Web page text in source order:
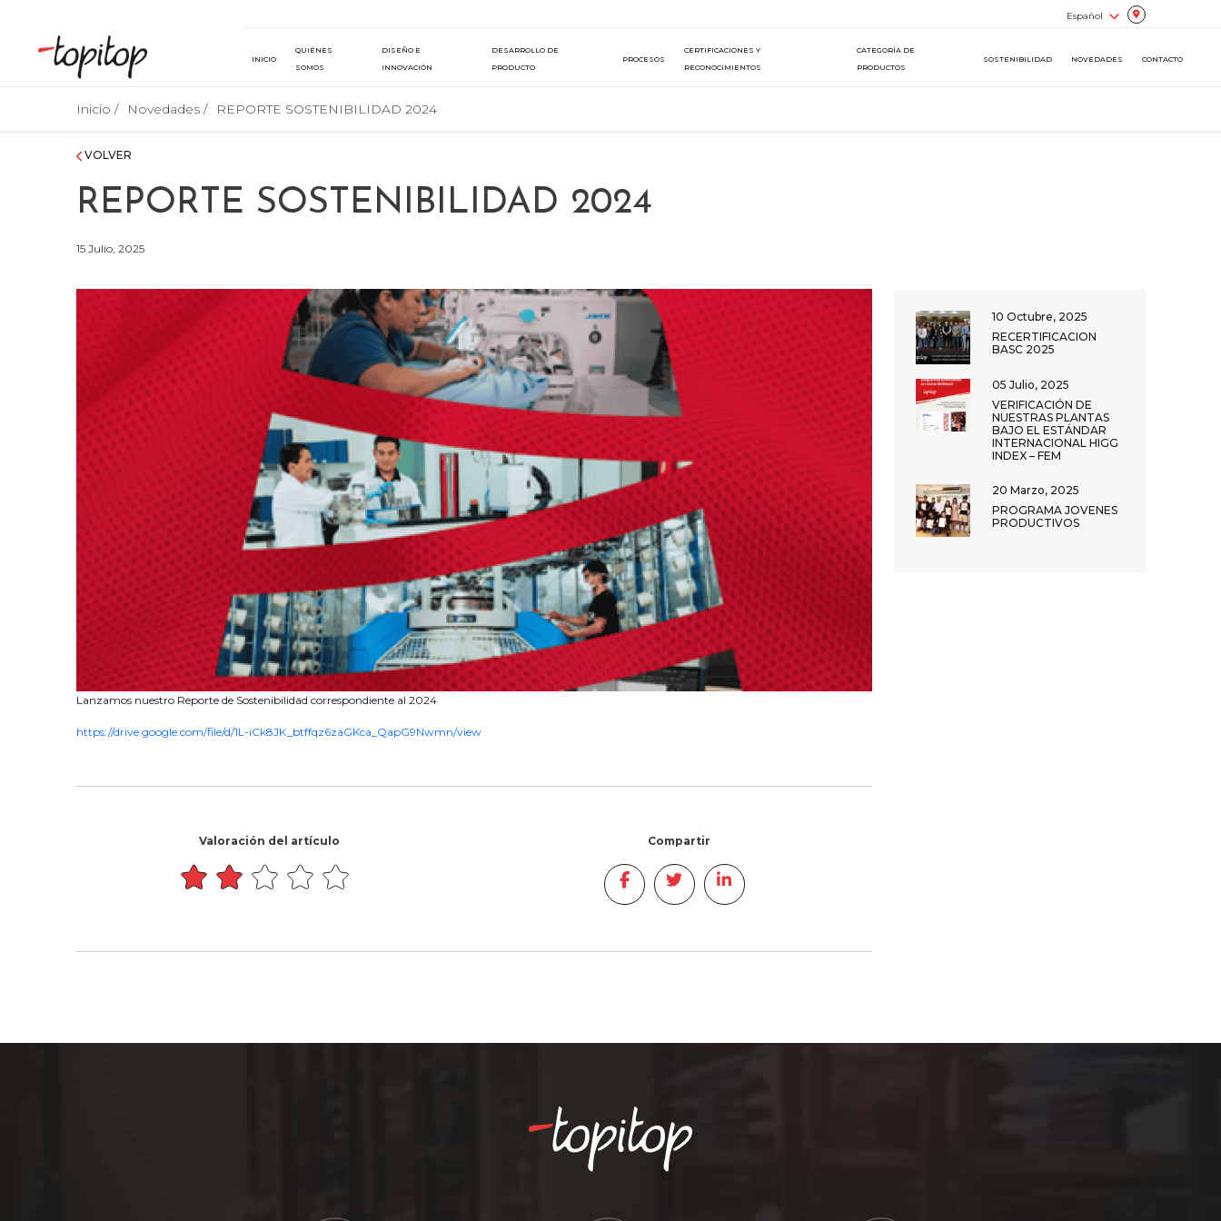
INICIO
QUIÉNES
SOMOS
DISEÑO E
INNOVACIÓN
DESARROLLO DE
PRODUCTO
PROCESOS
CERTIFICACIONES Y
RECONOCIMIENTOS
CATEGORÍA DE
PRODUCTOS
SOSTENIBILIDAD NOVEDADES CONTACTO
Inicio / Novedades / REPORTE SOSTENIBILIDAD 2024
VOLVER
REPORTE SOSTENIBILIDAD 2024
15 Julio, 2025
Lanzamos nuestro Reporte de Sostenibilidad correspondiente al 2024
https://drive.google.com/file/d/1L-iCk8JK_btffqz6zaGKca_QapG9Nwmn/view
Valoración del artículo Compartir
10 Octubre, 2025
RECERTIFICACION
BASC 2025
05 Julio, 2025
VERIFICACIÓN DE
NUESTRAS PLANTAS
BAJO EL ESTÁNDAR
INTERNACIONAL HIGG
INDEX – FEM
20 Marzo, 2025
PROGRAMA JOVENES
PRODUCTIVOS